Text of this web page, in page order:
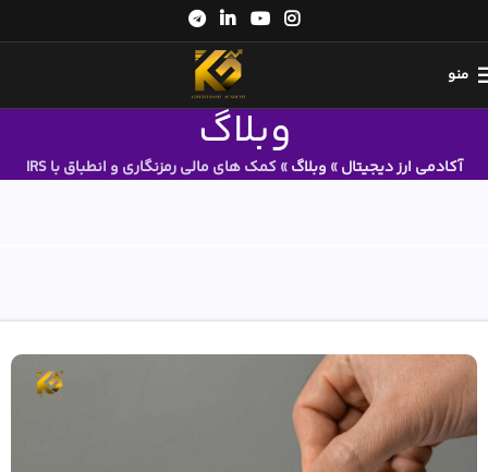
منو
وبلاگ
آکادمی ارز دیجیتال» وبلاگ»کمک های مالی رمزنگاری و انطباق با IRS